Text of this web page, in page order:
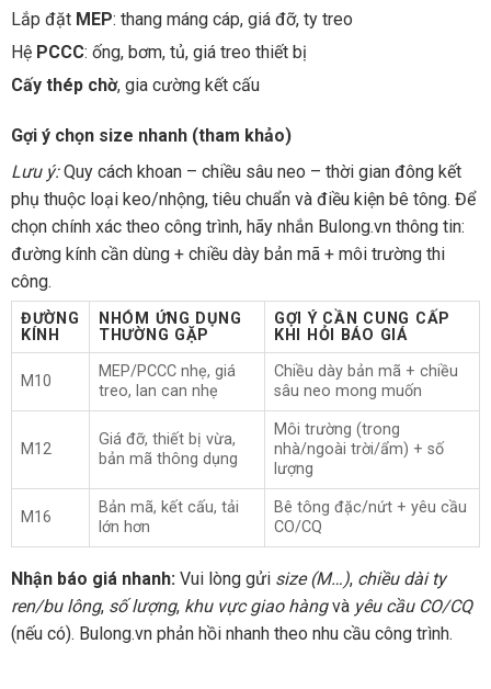
Lắp đặt MEP: thang máng cáp, giá đỡ, ty treo
Hệ PCCC: ống, bơm, tủ, giá treo thiết bị
Cấy thép chờ, gia cường kết cấu
Gợi ý chọn size nhanh (tham khảo)
Lưu ý:Quy cách khoan – chiều sâu neo – thời gian đông kết
phụ thuộc loại keo/nhộng, tiêu chuẩn và điều kiện bê tông. Để
chọn chính xác theo công trình, hãy nhắn Bulong.vn thông tin:
đường kính cần dùng + chiều dày bản mã + môi trường thi
công.
ĐƯỜNG
KÍNH
NHÓM ỨNG DỤNG
THƯỜNG GẶP
GỢI Ý CẦN CUNG CẤP
KHI HỎI BÁO GIÁ
M10
MEP/PCCC nhẹ, giá
treo, lan can nhẹ
Chiều dày bản mã + chiều
sâu neo mong muốn
M12
Giá đỡ, thiết bị vừa,
bản mã thông dụng
Môi trường (trong
nhà/ngoài trời/ẩm) + số
lượng
M16
Bản mã, kết cấu, tải
lớn hơn
Bê tông đặc/nứt + yêu cầu
CO/CQ
Nhận báo giá nhanh: Vui lòng gửi size (M…), chiều dài ty
ren/bu lông, số lượng, khu vực giao hàngvà yêu cầu CO/CQ
(nếu có). Bulong.vn phản hồi nhanh theo nhu cầu công trình.